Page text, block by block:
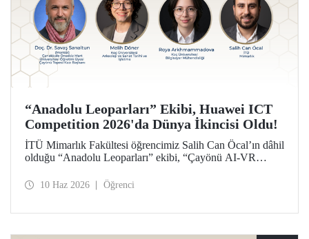
“Anadolu Leoparları” Ekibi, Huawei ICT
Competition 2026'da Dünya İkincisi Oldu!
İTÜ Mimarlık Fakültesi öğrencimiz Salih Can Öcal’ın dâhil
olduğu “Anadolu Leoparları” ekibi, “Çayönü AI-VR
2026’da inovasyon kategorisinde dünya ikincisi oldu.
10 Haz 2026 Öğrenci